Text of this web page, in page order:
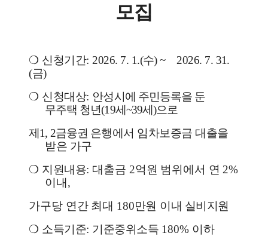
모집
❍ 신청기간: 2026. 7. 1.(수) ~
2026. 7. 31.
(금)
❍ 신청대상: 안성시에 주민등록을 둔
무주택 청년(19세 ~39세 )으로
제 1, 2금융권 은행에서 임차보증금 대출을
받은 가구
❍ 지원내용: 대출금 2억원 범위에서 연 2%
이내 ,
가구당 연간 최대 180만원 이내 실비지원
❍ 소득기준: 기준중위소득 180% 이하